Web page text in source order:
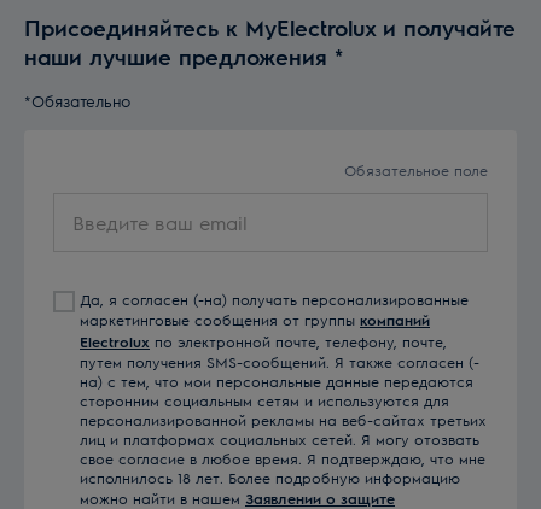
Присоединяйтесь к MyElectrolux и получайте
наши лучшие предложения *
*Обязательно
Обязательное поле
ваш
Да, я согласен (-на) получать персонализированные
маркетинговые сообщения от группы компаний
Electrolux по электронной почте, телефону, почте,
путем получения SMS-сообщений. Я также согласен (-
на) с тем, что мои персональные данные передаются
сторонним социальным сетям и используются для
персонализированной рекламы на веб-сайтах третьих
лиц и платформах социальных сетей. Я могу отозвать
свое согласие в любое время. Я подтверждаю, что мне
исполнилось 18 лет. Более подробную информацию
можно найти в нашем Заявлении о защите